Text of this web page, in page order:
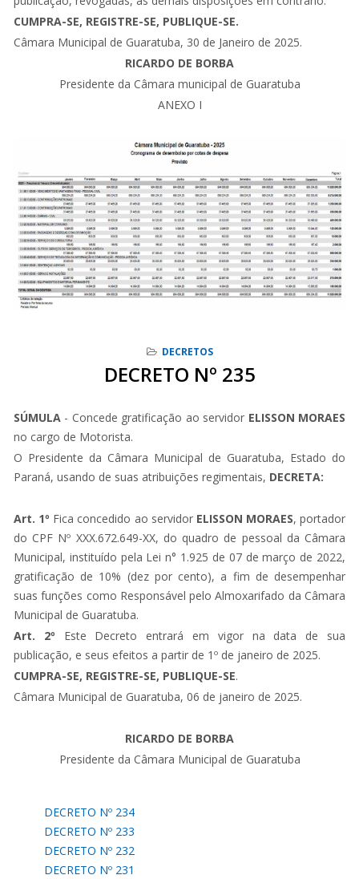
CUMPRA-SE, REGISTRE-SE, PUBLIQUE-SE.
Câmara Municipal de Guaratuba, 30 de Janeiro de 2025.
RICARDO DE BORBA
Presidente da Câmara municipal de Guaratuba
ANEXO I
DECRETOS
DECRETO Nº 235
SÚMULA - Concede gratificação ao servidor ELISSON MORAES
no cargo de Motorista.
O Presidente da Câmara Municipal de Guaratuba, Estado do
Paraná, usando de suas atribuições regimentais, DECRETA:
Art. 1º Fica concedido ao servidor ELISSON MORAES, portador
do CPF Nº XXX.672.649-XX, do quadro de pessoal da Câmara
Municipal, instituído pela Lei n° 1.925 de 07 de março de 2022,
gratificação de 10% (dez por cento), a fim de desempenhar
suas funções como Responsável pelo Almoxarifado da Câmara
Municipal de Guaratuba.
Art. 2º Este Decreto entrará em vigor na data de sua
publicação, e seus efeitos a partir de 1º de janeiro de 2025.
CUMPRA-SE, REGISTRE-SE, PUBLIQUE-SE.
Câmara Municipal de Guaratuba, 06 de janeiro de 2025.
RICARDO DE BORBA
Presidente da Câmara Municipal de Guaratuba
DECRETO Nº 234
DECRETO Nº 233
DECRETO Nº 232
DECRETO Nº 231